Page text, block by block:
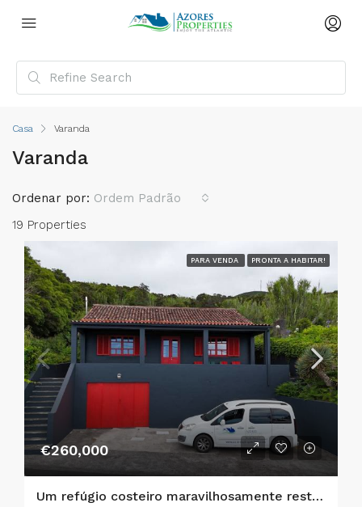
Casa Varanda
Varanda
19 Properties
Ordenar por: Ordem Padrão
PARA VENDA PRONTA A HABITAR!
€260,000
Um refúgio costeiro maravilhosamente restaurado na Ilha do Faial, nos Açores!